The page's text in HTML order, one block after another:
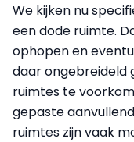
We kijken nu
een dode ruimte.
ophopen en
daar ongebreideld
ruimtes te
gepaste
ruimtes zijn vaak